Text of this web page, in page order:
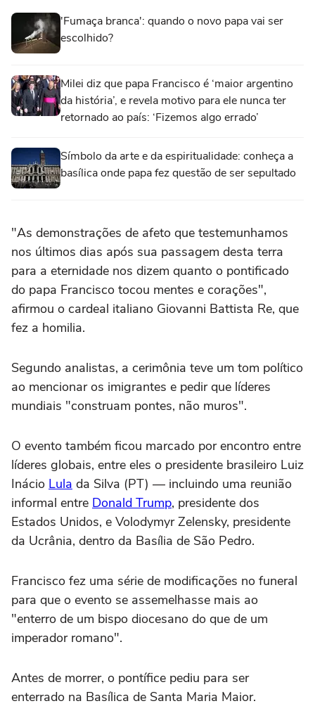
'Fumaça branca': quando o novo papa vai ser
escolhido?
Milei diz que papa Francisco é ‘maior argentino
da história’, e revela motivo para ele nunca ter
retornado ao país: ‘Fizemos algo errado’
Símbolo da arte e da espiritualidade: conheça a
basílica onde papa fez questão de ser sepultado
"As demonstrações de afeto que testemunhamos
nos últimos dias após sua passagem desta terra
para a eternidade nos dizem quanto o pontificado
do papa Francisco tocou mentes e corações",
afirmou o cardeal italiano Giovanni Battista Re, que
fez a homilia.
Segundo analistas, a cerimônia teve um tom político
ao mencionar os imigrantes e pedir que líderes
mundiais "construam pontes, não muros".
O evento também ficou marcado por encontro entre
líderes globais, entre eles o presidente brasileiro Luiz
Inácio Lula da Silva (PT) — incluindo uma reunião
informal entre Donald Trump, presidente dos
Estados Unidos, e Volodymyr Zelensky, presidente
da Ucrânia, dentro da Basília de São Pedro.
Francisco fez uma série de modificações no funeral
para que o evento se assemelhasse mais ao
"enterro de um bispo diocesano do que de um
imperador romano".
Antes de morrer, o pontífice pediu para ser
enterrado na Basílica de Santa Maria Maior.